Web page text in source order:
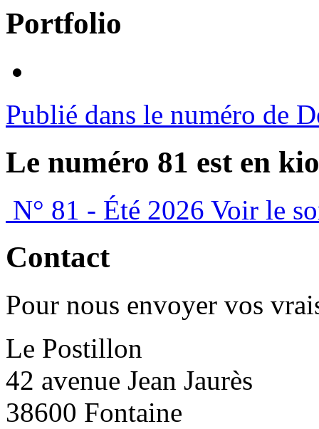
Portfolio
Publié dans le numéro de
Le numéro 81 est en
N° 81 - Été 2026 Voir le
Contact
Pour nous envoyer vos
Le Postillon
42 avenue Jean Jaurès
38600 Fontaine